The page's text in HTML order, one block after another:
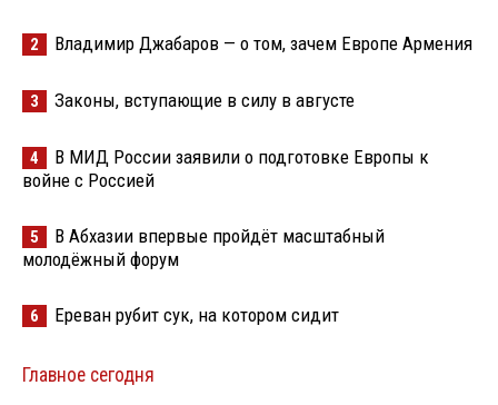
2 Владимир Джабаров — о том, зачем Европе Армения
3 Законы, вступающие в силу в августе
4
В МИД России заявили о подготовке Европы к
войне с Россией
5
В Абхазии впервые пройдёт масштабный
молодёжный форум
6 Ереван рубит сук, на котором сидит
Главное сегодня